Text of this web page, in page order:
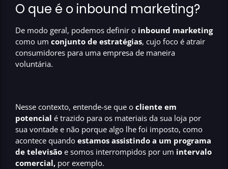
O que é o inbound marketing?
De modo geral, podemos definir o inbound marketing
como um conjunto de estratégias, cujo foco é atrair
consumidores para uma empresa de maneira
voluntária.
Nesse contexto, entende-se que o cliente em
potencial é trazido para os materiais da sua loja por
sua vontade e não porque algo lhe foi imposto, como
acontece quando estamos assistindo a um programa
de televisão e somos interrompidos por um intervalo
comercial, por exemplo.